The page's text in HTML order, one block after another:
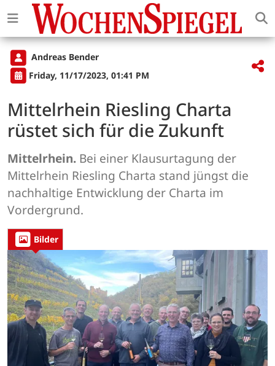
Andreas Bender
Friday, 11/17/2023, 01:41 PM
Mittelrhein Riesling Charta
rüstet sich für die Zukunft
Mittelrhein. Bei einer Klausurtagung der
Mittelrhein Riesling Charta stand jüngst die
nachhaltige Entwicklung der Charta im
Vordergrund.
Bilder